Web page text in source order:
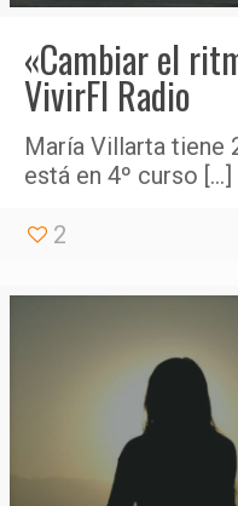
«Cambiar el
VivirFI Radio
María Villarta tiene
está en 4º curso […]
2